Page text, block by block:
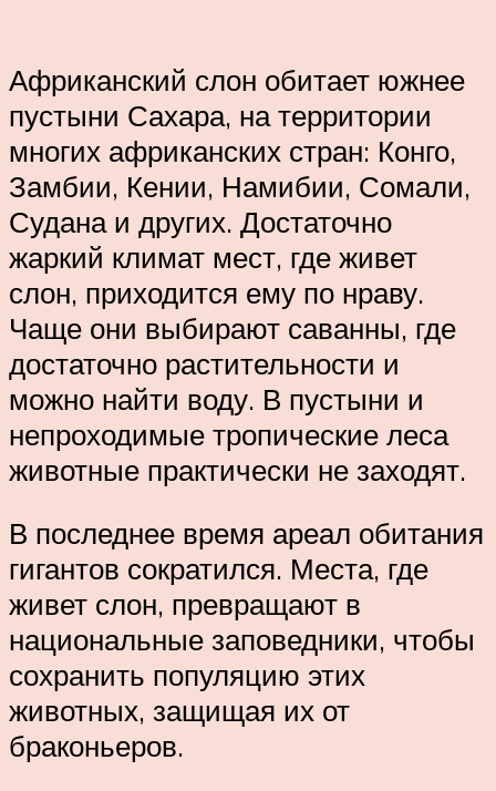
Африканский слон обитает южнее
пустыни Сахара, на территории
многих африканских стран: Конго,
Замбии, Кении, Намибии, Сомали,
Судана и других. Достаточно
жаркий климат мест, где живет
слон, приходится ему по нраву.
Чаще они выбирают саванны, где
достаточно растительности и
можно найти воду. В пустыни и
непроходимые тропические леса
животные практически не заходят.
В последнее время ареал обитания
гигантов сократился. Места, где
живет слон, превращают в
национальные заповедники, чтобы
сохранить популяцию этих
животных, защищая их от
браконьеров.